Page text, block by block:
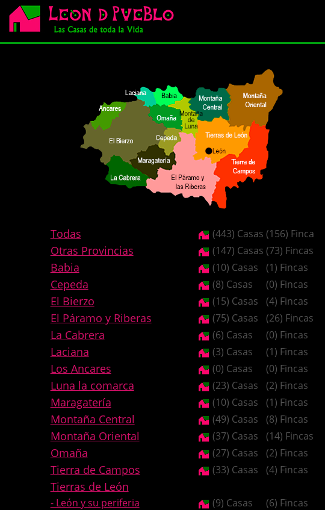
Todas (443) Casas (156) Fincas
Otras Provincias (147) Casas (73) Fincas
Babia (10) Casas (1) Fincas
Cepeda (8) Casas (0) Fincas
El Bierzo (15) Casas (4) Fincas
El Páramo y Riberas (75) Casas (26) Fincas
La Cabrera (6) Casas (0) Fincas
Laciana (3) Casas (1) Fincas
Los Ancares (0) Casas (0) Fincas
Luna la comarca (23) Casas (2) Fincas
Maragatería (10) Casas (1) Fincas
Montaña Central (49) Casas (8) Fincas
Montaña Oriental (37) Casas (14) Fincas
Omaña (27) Casas (2) Fincas
Tierra de Campos (33) Casas (4) Fincas
Tierras de León
- León y su periferia (9) Casas
(6) Fincas